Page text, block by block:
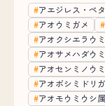
アエジレス・ペ
アオウミガメ
アオクシエラウ
アオサメハダウ
アオセンミノウ
アオボシミドリ
アオモウミウシ